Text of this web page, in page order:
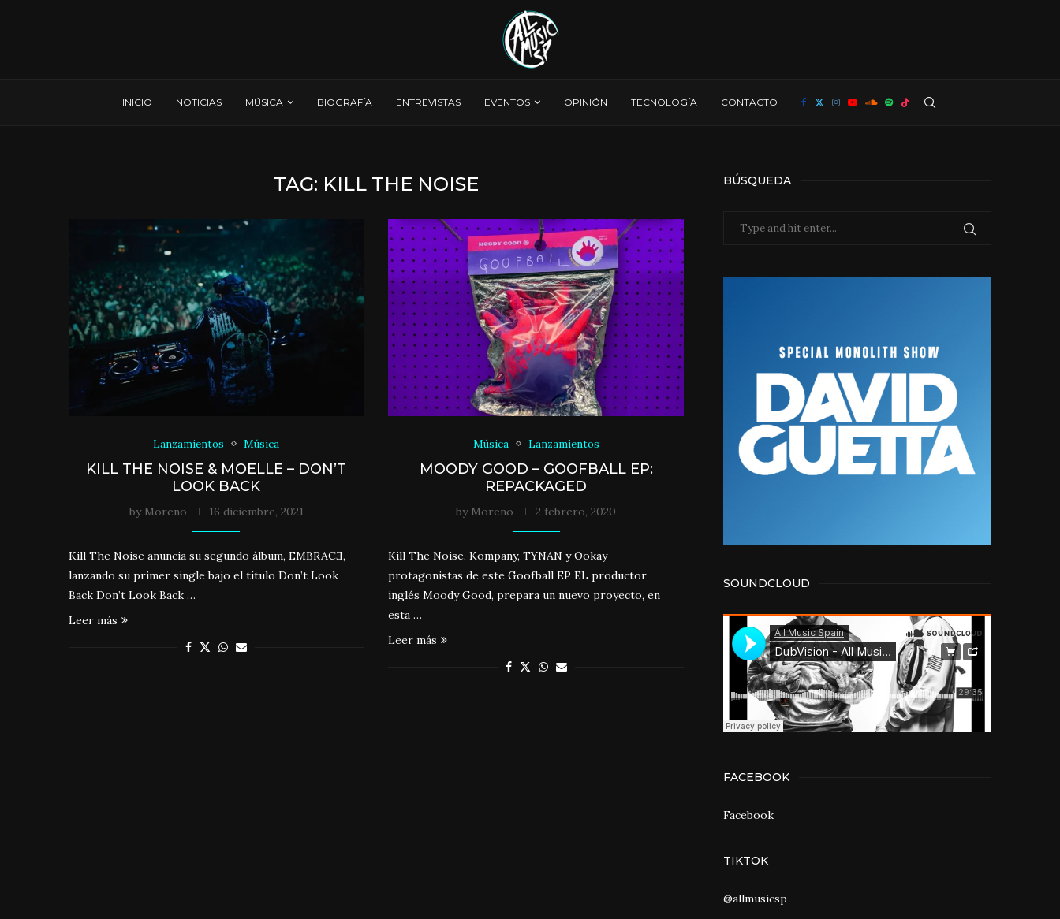
INICIO NOTICIAS MÚSICA BIOGRAFÍA ENTREVISTAS EVENTOS OPINIÓN TECNOLOGÍA CONTACTO
TAG: KILL THE NOISE
Lanzamientos Música
KILL THE NOISE & MOELLE – DON’T
LOOK BACK
by Moreno 16 diciembre, 2021
Kill The Noise anuncia su segundo álbum, EMBRACƎ,
lanzando su primer single bajo el título Don’t Look
Back Don’t Look Back …
Leer más
Música Lanzamientos
MOODY GOOD – GOOFBALL EP:
REPACKAGED
by Moreno 2 febrero, 2020
Kill The Noise, Kompany, TYNAN y Ookay
protagonistas de este Goofball EP EL productor
inglés Moody Good, prepara un nuevo proyecto, en
esta …
Leer más
BÚSQUEDA
SOUNDCLOUD
FACEBOOK
Facebook
TIKTOK
@allmusicsp